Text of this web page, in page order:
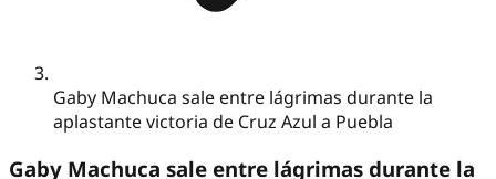
Gaby Machuca sale entre lágrimas durante la
aplastante victoria de Cruz Azul a Puebla
Gaby Machuca sale entre lágrimas durante la